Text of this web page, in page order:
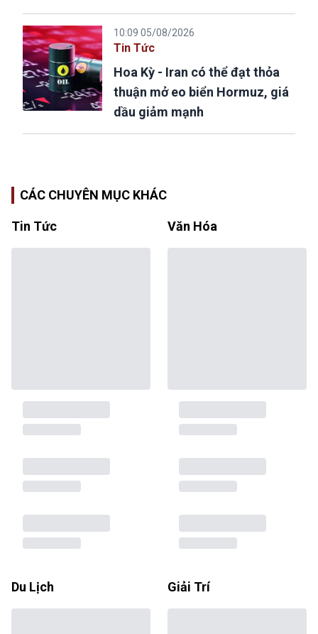
10:09 05/08/2026
Tin Tức
Hoa Kỳ - Iran có thể đạt thỏa
thuận mở eo biển Hormuz, giá
dầu giảm mạnh
CÁC CHUYÊN MỤC KHÁC
Tin Tức Văn Hóa
Du Lịch Giải Trí